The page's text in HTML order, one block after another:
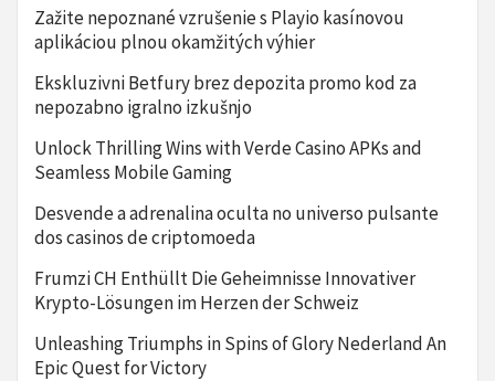
Zažite nepoznané vzrušenie s Playio kasínovou
aplikáciou plnou okamžitých výhier
Ekskluzivni Betfury brez depozita promo kod za
nepozabno igralno izkušnjo
Unlock Thrilling Wins with Verde Casino APKs and
Seamless Mobile Gaming
Desvende a adrenalina oculta no universo pulsante
dos casinos de criptomoeda
Frumzi CH Enthüllt Die Geheimnisse Innovativer
Krypto-Lösungen im Herzen der Schweiz
Unleashing Triumphs in Spins of Glory Nederland An
Epic Quest for Victory